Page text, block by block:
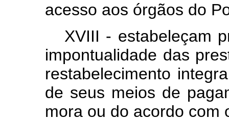
acesso aos órgãos do
XVIII - estabeleçam
impontualidade das
restabelecimento
de seus meios de
mora ou do acordo com